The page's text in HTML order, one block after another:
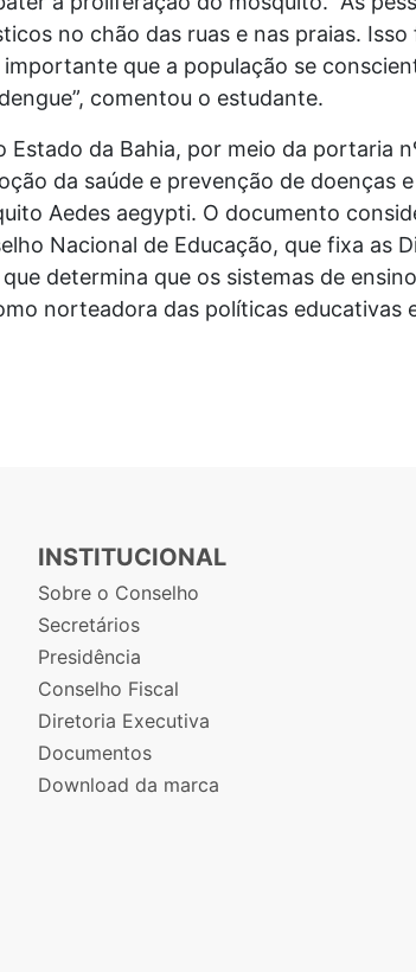
no chão das ruas e nas praias.
que a população se
comentou o estudante.
Estado da Bahia, por meio da portaria
da saúde e prevenção de doenças
Aedes aegypti. O documento
Nacional de Educação, que fixa as
determina que os sistemas de
norteadora das políticas educativas
INSTITUCIONAL
Sobre o Conselho
Secretários
Presidência
Conselho Fiscal
Diretoria Executiva
Documentos
Download da marca